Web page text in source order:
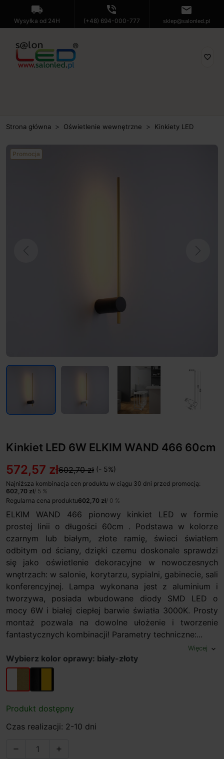
local_shipping
Wysyłka od 24H
phone_in_talk
(+48) 694-000-777
mail
sklep@salonled.pl
favorite_border
Strona główna Oświetlenie wewnętrzne Kinkiety LED
Promocja
Kinkiet LED 6W ELKIM WAND 466 60cm
572,57 zł602,70 zł (- 5%)
Najniższa kombinacja cen produktu w ciągu 30 dni przed promocją:
602,70 zł/ 5 %
Regularna cena produktu602,70 zł/ 0 %
ELKIM WAND 466 pionowy kinkiet LED w formie
prostej linii o długości 60cm . Podstawa w kolorze
czarnym lub białym, złote ramię, świeci światłem
odbitym od ściany, dzięki czemu doskonale sprawdzi
się jako oświetlenie dekoracyjne w nowoczesnych
wnętrzach: w salonie, korytarzu, sypialni, gabinecie, sali
konferencyjnej. Lampa wykonana jest z aluminium i
tworzywa, posiada wbudowane diody SMD LED o
mocy 6W i białej ciepłej barwie światła 3000K. Prosty
montaż pozwala na dowolne ułożenie i tworzenie
fantastycznych kombinacji! Parametry techniczne:...
Więcej expand_more
Wybierz kolor oprawy: biały-złoty
biały-złotyczarny-złoty
Produkt dostępny
Czas realizacji: 2-10 dni
 